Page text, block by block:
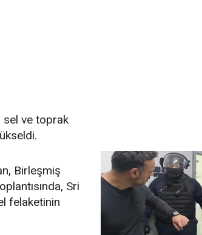
sel ve toprak
Birleşmiş
Sri
felaketinin